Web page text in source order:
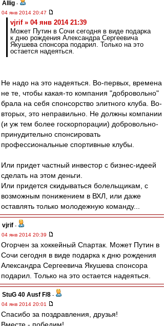
Allig -
04 янв 2014 20:47
vjrif » 04 янв 2014 21:39
Может Путин в Сочи сегодня в виде подарка
к дню рождения Александра Сергеевича
Якушева спонсора подарил. Только на это
остается надеяться.
Не надо на это надеяться. Во-первых, времена
не те, чтобы какая-то компания "добровольно"
брала на себя спонсорство элитного клуба. Во-
вторых, это неправильно. Не должны компании
(и уж тем более госкорпорации) добровольно-
принудительно спонсировать
профессиональные спортивные клубы.
Или придет частный инвестор с бизнес-идеей
сделать на этом деньги.
Или придется скидываться болельщикам, с
возможным понижением в ВХЛ, или даже
оставлять только молодежную команду...
vjrif -
04 янв 2014 20:39
Огорчен за хоккейный Спартак. Может Путин в
Сочи сегодня в виде подарка к дню рождения
Александра Сергеевича Якушева спонсора
подарил. Только на это остается надеяться.
StuG 40 Ausf F/8 -
04 янв 2014 20:01
Спасибо за поздравления, друзья!